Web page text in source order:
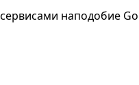
наподобие